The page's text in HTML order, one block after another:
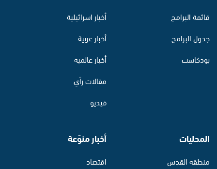
قائمة البرامج
جدول البرامج
بودكاست
أخبار اسرائيلية
أخبار عربية
أخبار عالمية
مقالات رأي
فيديو
المحليات
منطقة القدس
أخبار منوّعة
اقتصاد